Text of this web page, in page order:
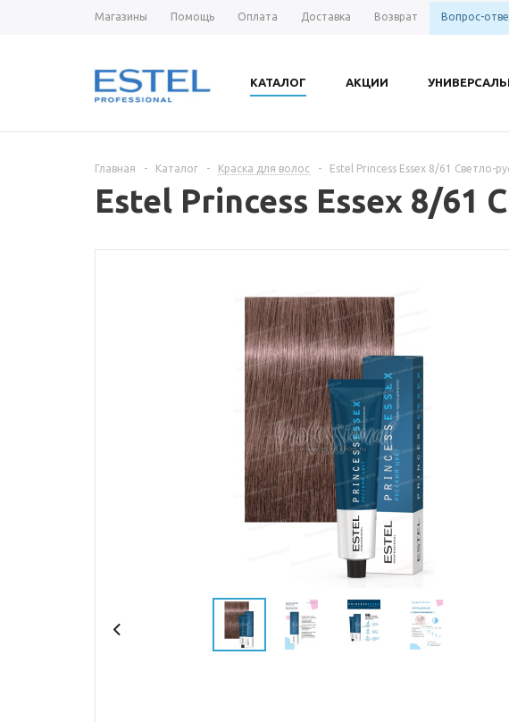
Магазины Помощь Оплата Доставка Возврат Вопрос-
КАТАЛОГ АКЦИИ
Главная - Каталог - Краска для волос - Estel Princess Essex 8/61 Светло-
Estel Princess Essex 8/